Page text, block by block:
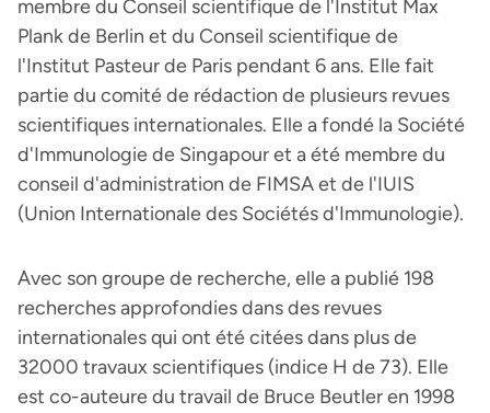
membre du Conseil scientifique de l'Institut Max
Plank de Berlin et du Conseil scientifique de
l'Institut Pasteur de Paris pendant 6 ans. Elle fait
partie du comité de rédaction de plusieurs revues
scientifiques internationales. Elle a fondé la Société
d'Immunologie de Singapour et a été membre du
conseil d'administration de FIMSA et de l'IUIS
(Union Internationale des Sociétés d'Immunologie).
Avec son groupe de recherche, elle a publié 198
recherches approfondies dans des revues
internationales qui ont été citées dans plus de
32000 travaux scientifiques (indice H de 73). Elle
est co-auteure du travail de Bruce Beutler en 1998